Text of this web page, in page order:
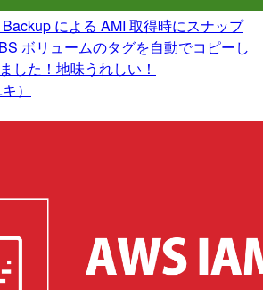
による AMI 取得時にスナップ
ボリュームのタグを自動でコピーし
した！地味うれしい！
）